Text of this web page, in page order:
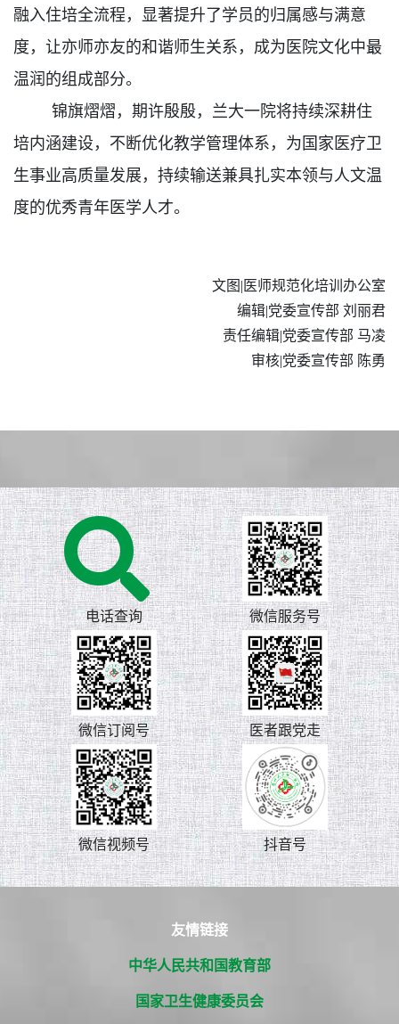
融入住培全流程 ，显著提升了学员的归属感与满意
度，让亦师亦友的和谐师生关系，成为医院文化中最
温润的组成部分。
锦旗熠熠，期许殷殷，兰大一院将持续深耕住
培内涵建设，不断优化教学管理体系， 为国家医疗卫
生事业高质量发展，持续输送兼具扎实本领与人文温
度的优秀青年医学人才。
文图|医师规范化培训办公室
编辑|党委宣传部 刘丽君
责任编辑|党委宣传部 马凌
审核|党委宣传部 陈勇
电话查询 微信服务号
微信订阅号 医者跟党走
微信视频号 抖音号
友情链接
中华人民共和国教育部
国家卫生健康委员会